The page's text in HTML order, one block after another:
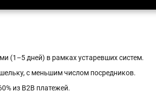
(1–5 дней) в рамках устаревших систем.
с меньшим числом посредников.
из B2B платежей.